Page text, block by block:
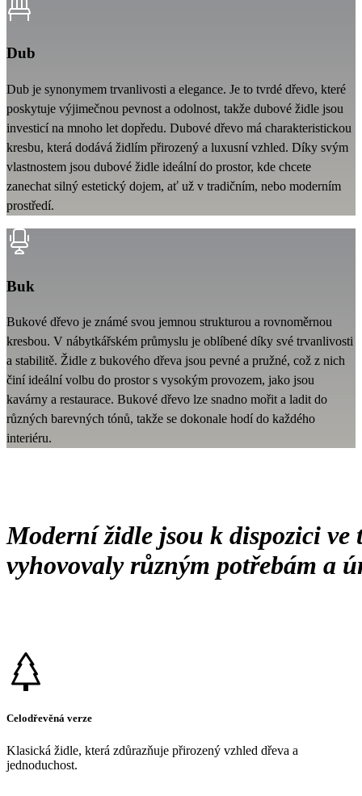
Dub
Dub je synonymem trvanlivosti a elegance. Je to tvrdé dřevo, které
poskytuje výjimečnou pevnost a odolnost, takže dubové židle jsou
investicí na mnoho let dopředu. Dubové dřevo má charakteristickou
kresbu, která dodává židlím přirozený a luxusní vzhled. Díky svým
vlastnostem jsou dubové židle ideální do prostor, kde chcete
zanechat silný estetický dojem, ať už v tradičním, nebo moderním
prostředí.
Buk
Bukové dřevo je známé svou jemnou strukturou a rovnoměrnou
kresbou. V nábytkářském průmyslu je oblíbené díky své trvanlivosti
a stabilitě. Židle z bukového dřeva jsou pevné a pružné, což z nich
činí ideální volbu do prostor s vysokým provozem, jako jsou
kavárny a restaurace. Bukové dřevo lze snadno mořit a ladit do
různých barevných tónů, takže se dokonale hodí do každého
interiéru.
Moderní židle jsou k dispozici
vyhovovaly různým potřebám a
Celodřevěná verze
Klasická židle, která zdůrazňuje přirozený vzhled dřeva a
jednoduchost.